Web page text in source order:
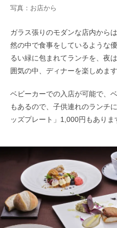
写真：お店から
ガラス張りのモダンな店内から
然の中で食事をしているような
るい緑に包まれてランチを、夜
囲気の中、ディナーを楽しめます
ベビーカーでの入店が可能で、
もあるので、子供連れのランチ
ッズプレート」1,000円もありま